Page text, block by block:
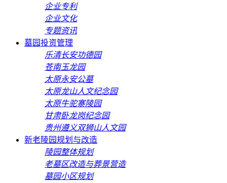
企业专利
企业文化
专题资讯
墓园投资管理
乐清长安功德园
苍南玉龙园
太原永安公墓
太原龙山人文纪念园
太原牛驼寨陵园
甘肃卧龙岗纪念园
贵州遵义双狮山人文园
新老陵园规划与改造
陵园整体规划
老墓区改造与葬景营造
墓园小区规划